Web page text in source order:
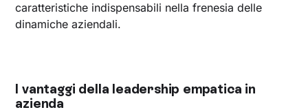
caratteristiche indispensabili nella frenesia delle
dinamiche aziendali.
I vantaggi della leadership empatica in
azienda